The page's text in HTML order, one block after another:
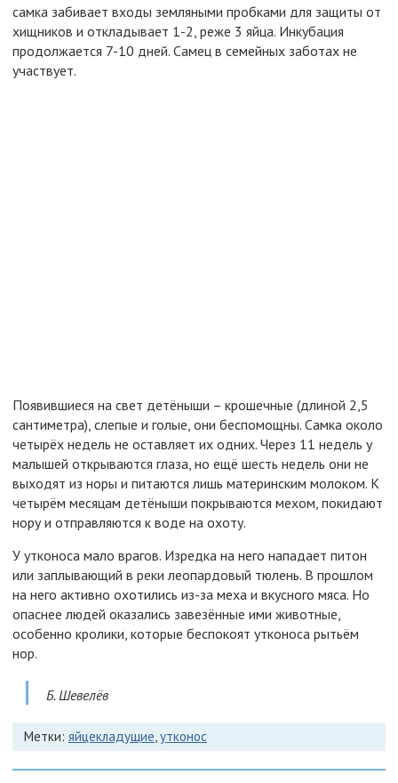
самка забивает входы земляными пробками для защиты от
хищников и откладывает 1-2, реже 3 яйца. Инкубация
продолжается 7-10 дней. Самец в семейных заботах не
участвует.
Появившиеся на свет детёныши – крошечные (длиной 2,5
сантиметра), слепые и голые, они беспомощны. Самка около
четырёх недель не оставляет их одних. Через 11 недель у
малышей открываются глаза, но ещё шесть недель они не
выходят из норы и питаются лишь материнским молоком. К
четырём месяцам детёныши покрываются мехом, покидают
нору и отправляются к воде на охоту.
У утконоса мало врагов. Изредка на него нападает питон
или заплывающий в реки леопардовый тюлень. В прошлом
на него активно охотились из-за меха и вкусного мяса. Но
опаснее людей оказались завезённые ими животные,
особенно кролики, которые беспокоят утконоса рытьём
нор.
Б. Шевелёв
Метки: яйцекладущие,утконос